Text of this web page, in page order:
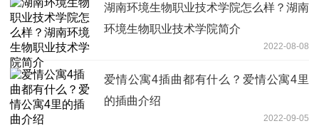
湖南环境生物职业技术学院怎么样？湖南
环境生物职业技术学院简介
2022-08-08
爱情公寓4插曲都有什么？爱情公寓4里
的插曲介绍
2022-09-05